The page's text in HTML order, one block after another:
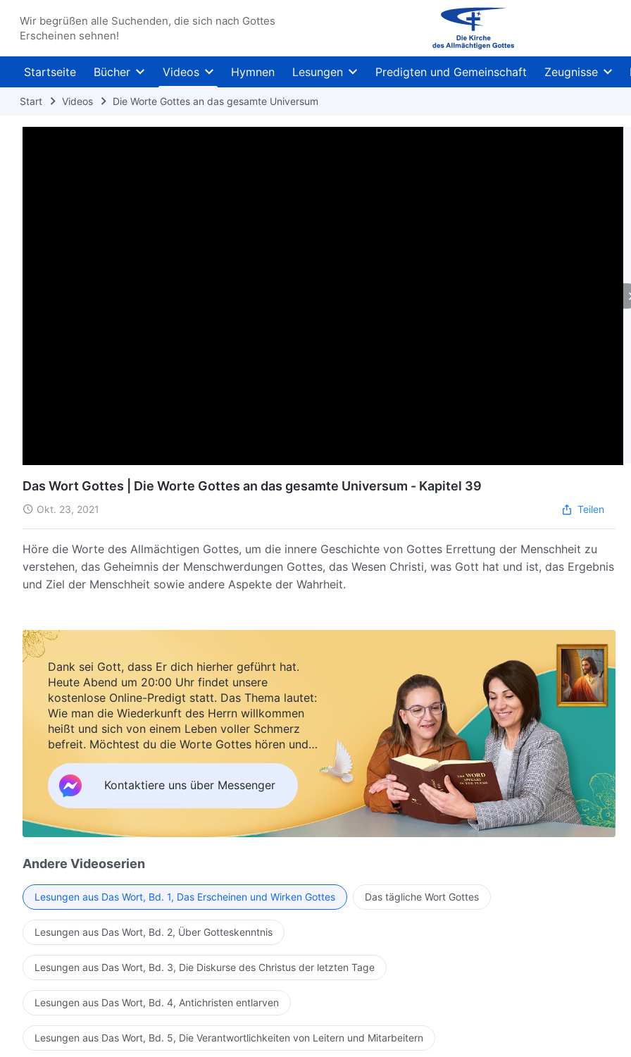
Wir begrüßen alle Suchenden, die sich nach Gottes
Erscheinen sehnen!
Startseite Bücher Videos Hymnen Lesungen Predigten und Gemeinschaft Zeugnisse
Start Videos Die Worte Gottes an das gesamte Universum
Das Wort Gottes | Die Worte Gottes an das gesamte Universum - Kapitel 39
Okt. 23, 2021 Teilen
Höre die Worte des Allmächtigen Gottes, um die innere Geschichte von Gottes Errettung der Menschheit zu
verstehen, das Geheimnis der Menschwerdungen Gottes, das Wesen Christi, was Gott hat und ist, das Ergebnis
und Ziel der Menschheit sowie andere Aspekte der Wahrheit.
Dank sei Gott, dass Er dich hierher geführt hat.
Heute Abend um 20:00 Uhr findet unsere
kostenlose Online-Predigt statt. Das Thema lautet:
Wie man die Wiederkunft des Herrn willkommen
heißt und sich von einem Leben voller Schmerz
befreit. Möchtest du die Worte Gottes hören und
Kontaktiere uns über Messenger
Andere Videoserien
Lesungen aus Das Wort, Bd. 1, Das Erscheinen und Wirken Gottes Das tägliche Wort Gottes
Lesungen aus Das Wort, Bd. 2, Über Gotteskenntnis
Lesungen aus Das Wort, Bd. 3, Die Diskurse des Christus der letzten Tage
Lesungen aus Das Wort, Bd. 4, Antichristen entlarven
Lesungen aus Das Wort, Bd. 5, Die Verantwortlichkeiten von Leitern und Mitarbeitern